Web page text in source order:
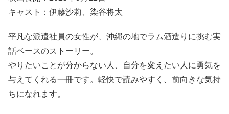
キャスト：伊藤沙莉、染谷将太
平凡な派遣社員の女性が、沖縄の地でラム酒造りに挑む実
話ベースのストーリー。
やりたいことが分からない人、自分を変えたい人に勇気を
与えてくれる一冊です。軽快で読みやすく、前向きな気持
ちになれます。